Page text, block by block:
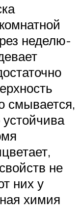
неделю-
смывается,
не
них у
химия